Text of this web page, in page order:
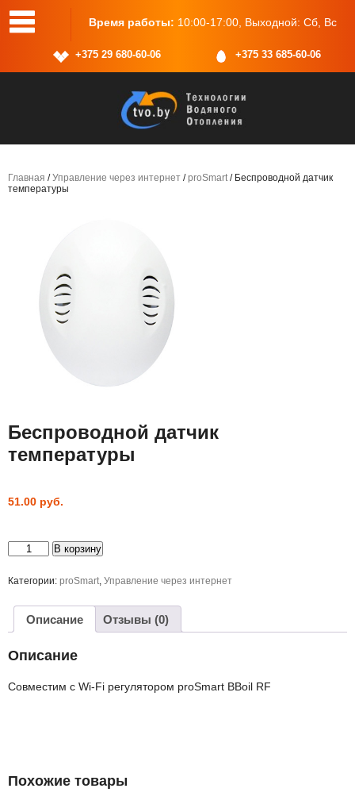
пом.2 Время работы: 10:00-17:00, Выходной: Сб, Вс
+375 29 680-60-06 +375 33 685-60-06
Главная /Управление через интернет /proSmart/ Беспроводной датчик
температуры
Беспроводной датчик
температуры
51.00 руб.
Количество
товара
датчик
В корзину
Категории: proSmart, Управление через интернет
Описание Отзывы (0)
Описание
Совместим с Wi-Fi регулятором proSmart BBoil RF
Похожие товары